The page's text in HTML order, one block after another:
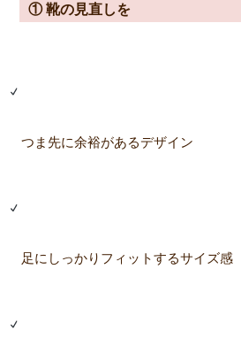
① 靴の見直しを
つま先に余裕があるデザイン
足にしっかりフィットするサイズ感